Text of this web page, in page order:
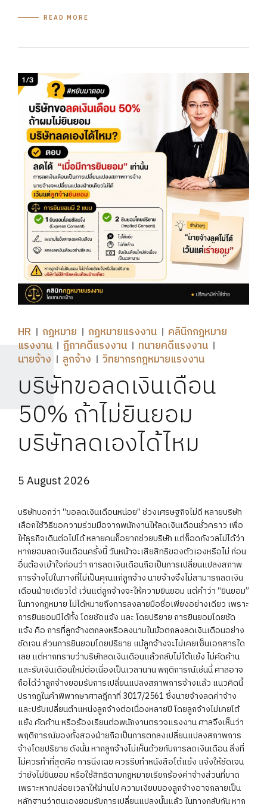
READ MORE
HR กฎหมาย กฏหมายแรงงาน
คลินิกกฎหมาย
แรงงาน
ฎีกาคดีแรงงาน
ทนายคดีแรงงาน
นายจ้าง
ลูกจ้าง วิทยากรกฎหมายแรงงาน
บริษัทขอลดเงินเดือน
50% ถ้าไม่ยินยอม
บริษัทลดเองได้ไหม
5 August 2026
บริษัทบอกว่า “ขอลดเงินเดือนหน่อย” ช่วงเศรษฐกิจไม่ดี หลายบริษัท
เลือกใช้วิธีขอความร่วมมือจากพนักงานให้ลดเงินเดือนชั่วคราว เพื่อ
ให้ธุรกิจเดินต่อไปได้ หลายคนก็อยากช่วยบริษัท แต่ก็อดกังวลไม่ได้ว่า
หากยอมลดเงินเดือนครั้งนี้ วันหน้าจะเสียสิทธิของตัวเองหรือไม่ ก่อน
อื่นต้องเข้าใจก่อนว่า การลดเงินเดือนถือเป็นการเปลี่ยนแปลงสภาพ
การจ้างไปในทางที่ไม่เป็นคุณแก่ลูกจ้าง นายจ้างจึงไม่สามารถลดเงิน
เดือนฝ่ายเดียวได้ เว้นแต่ลูกจ้างจะให้ความยินยอม แต่คำว่า “ยินยอม”
ในทางกฎหมาย ไม่ได้หมายถึงการลงลายมือชื่อเพียงอย่างเดียว เพราะ
การยินยอมมีได้ทั้ง โดยชัดแจ้ง และ โดยปริยาย การยินยอมโดยชัด
แจ้ง คือ การที่ลูกจ้างตกลงหรือลงนามในข้อตกลงลดเงินเดือนอย่าง
ชัดเจน ส่วนการยินยอมโดยปริยาย แม้ลูกจ้างจะไม่เคยเซ็นเอกสารใด
เลย แต่หากทราบว่าบริษัทลดเงินเดือนแล้วกลับไม่โต้แย้ง ไม่คัดค้าน
และรับเงินเดือนใหม่ต่อเนื่องเป็นเวลานาน พฤติการณ์เช่นนี้ ศาลอาจ
ถือได้ว่าลูกจ้างยอมรับการเปลี่ยนแปลงสภาพการจ้างแล้ว แนวคิดนี้
ปรากฏในคำพิพากษาศาลฎีกาที่ 3017/2561 ซึ่งนายจ้างลดค่าจ้าง
และปรับเปลี่ยนตำแหน่งลูกจ้างต่อเนื่องหลายปี โดยลูกจ้างไม่เคยโต้
แย้ง คัดค้าน หรือร้องเรียนต่อพนักงานตรวจแรงงาน ศาลจึงเห็นว่า
พฤติการณ์ของทั้งสองฝ่ายถือเป็นการตกลงเปลี่ยนแปลงสภาพการ
จ้างโดยปริยาย ดังนั้น หากลูกจ้างไม่เห็นด้วยกับการลดเงินเดือน สิ่งที่
ไม่ควรทำที่สุดคือ การนิ่งเฉย ควรรีบทำหนังสือโต้แย้ง แจ้งให้ชัดเจน
ว่ายังไม่ยินยอม หรือใช้สิทธิตามกฎหมายเรียกร้องค่าจ้างส่วนที่ขาด
เพราะหากปล่อยเวลาให้ผ่านไป ความเงียบของลูกจ้างอาจกลายเป็น